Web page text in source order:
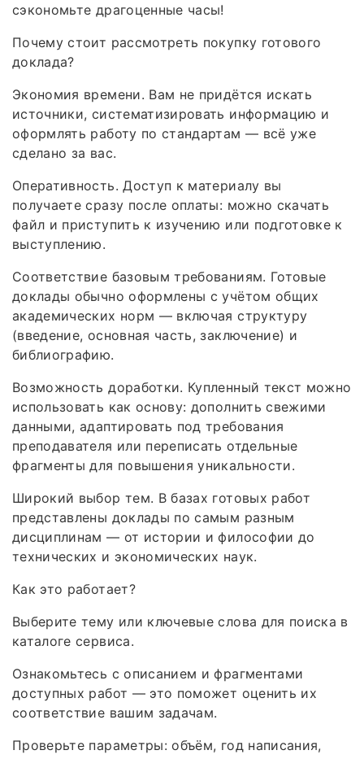
сэкономьте драгоценные часы!
Почему стоит рассмотреть покупку готового
доклада?
Экономия времени. Вам не придётся искать
источники, систематизировать информацию и
оформлять работу по стандартам — всё уже
сделано за вас.
Оперативность. Доступ к материалу вы
получаете сразу после оплаты: можно скачать
файл и приступить к изучению или подготовке к
выступлению.
Соответствие базовым требованиям. Готовые
доклады обычно оформлены с учётом общих
академических норм — включая структуру
(введение, основная часть, заключение) и
библиографию.
Возможность доработки. Купленный текст можно
использовать как основу: дополнить свежими
данными, адаптировать под требования
преподавателя или переписать отдельные
фрагменты для повышения уникальности.
Широкий выбор тем. В базах готовых работ
представлены доклады по самым разным
дисциплинам — от истории и философии до
технических и экономических наук.
Как это работает?
Выберите тему или ключевые слова для поиска в
каталоге сервиса.
Ознакомьтесь с описанием и фрагментами
доступных работ — это поможет оценить их
соответствие вашим задачам.
Проверьте параметры: объём, год написания,